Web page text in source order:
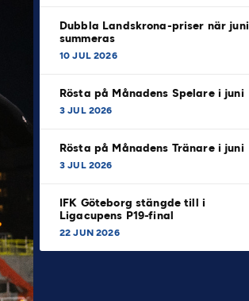
Dubbla Landskrona-priser när juni
summeras
10 JUL 2026
Rösta på Månadens Spelare i juni
3 JUL 2026
Rösta på Månadens Tränare i juni
3 JUL 2026
IFK Göteborg stängde till i
Ligacupens P19-final
22 JUN 2026